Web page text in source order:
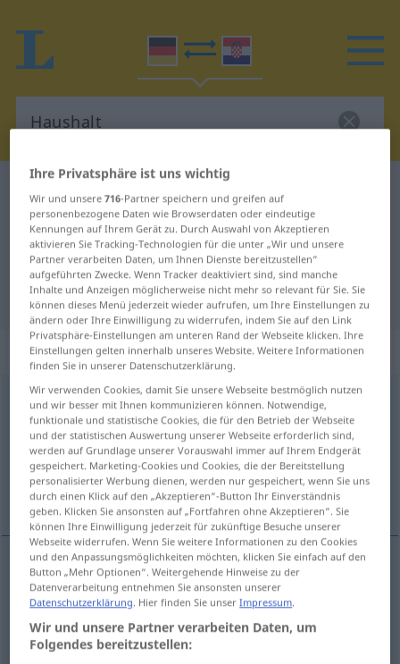
Deutsch-Kroatisch Übersetzung für
"Haushalt"
"Haushalt" Kroatisch Übersetzung
„Haushalt“: Maskulinum
Haushaltm <-(e)s;-e>
Übersicht aller Übersetzungen
(Für mehr Details die Übersetzung anklicken/antippen)
kućanstvo, domaćinstvo, budžet
kućanstvo, domaćinstvo Haushalt
budžet Haushalt HANDEL Haushaltsplan
Ihre Privatsphäre ist uns wichtig
Wir und unsere716-Partner speichern und greifen auf
personenbezogene Daten wie Browserdaten oder eindeutige
Kennungen auf Ihrem Gerät zu. Durch Auswahl von Akzeptieren
aktivieren Sie Tracking-Technologien für die unter „Wir und unsere
Partner verarbeiten Daten, um Ihnen Dienste bereitzustellen“
aufgeführten Zwecke. Wenn Tracker deaktiviert sind, sind manche
Inhalte und Anzeigen möglicherweise nicht mehr so relevant für Sie. Sie
können dieses Menü jederzeit wieder aufrufen, um Ihre Einstellungen zu
ändern oder Ihre Einwilligung zu widerrufen, indem Sie auf den Link
Privatsphäre-Einstellungen am unteren Rand der Webseite klicken. Ihre
Einstellungen gelten innerhalb unseres Website. Weitere Informationen
finden Sie in unserer Datenschutzerklärung.
Wir verwenden Cookies, damit Sie unsere Webseite bestmöglich nutzen
und wir besser mit Ihnen kommunizieren können. Notwendige,
funktionale und statistische Cookies, die für den Betrieb der Webseite
und der statistischen Auswertung unserer Webseite erforderlich sind,
werden auf Grundlage unserer Vorauswahl immer auf Ihrem Endgerät
gespeichert. Marketing-Cookies und Cookies, die der Bereitstellung
personalisierter Werbung dienen, werden nur gespeichert, wenn Sie uns
durch einen Klick auf den „Akzeptieren“-Button Ihr Einverständnis
geben. Klicken Sie ansonsten auf „Fortfahren ohne Akzeptieren“. Sie
können Ihre Einwilligung jederzeit für zukünftige Besuche unserer
Webseite widerrufen. Wenn Sie weitere Informationen zu den Cookies
und den Anpassungsmöglichkeiten möchten, klicken Sie einfach auf den
Button „Mehr Optionen“. Weitergehende Hinweise zu der
Datenverarbeitung entnehmen Sie ansonsten unserer
Datenschutzerklärung. Hier finden Sie unserImpressum.
Wir und unsere Partner verarbeiten Daten, um
Folgendes bereitzustellen: